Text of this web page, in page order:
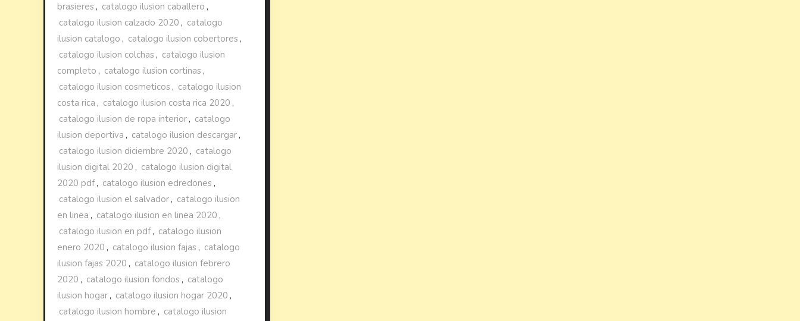
brasieres , catalogo ilusion caballero ,
catalogo ilusion calzado 2020 , catalogo
ilusion catalogo , catalogo ilusion cobertores ,
catalogo ilusion colchas , catalogo ilusion
completo , catalogo ilusion cortinas ,
catalogo ilusion cosmeticos , catalogo ilusion
costa rica , catalogo ilusion costa rica 2020 ,
catalogo ilusion de ropa interior , catalogo
ilusion deportiva , catalogo ilusion descargar ,
catalogo ilusion diciembre 2020 , catalogo
ilusion digital 2020 , catalogo ilusion digital
2020 pdf, catalogo ilusion edredones ,
catalogo ilusion el salvador , catalogo ilusion
en linea , catalogo ilusion en linea 2020 ,
catalogo ilusion en pdf, catalogo ilusion
enero 2020 , catalogo ilusion fajas , catalogo
ilusion fajas 2020 , catalogo ilusion febrero
2020 , catalogo ilusion fondos , catalogo
ilusion hogar , catalogo ilusion hogar 2020 ,
catalogo ilusion hombre , catalogo ilusion